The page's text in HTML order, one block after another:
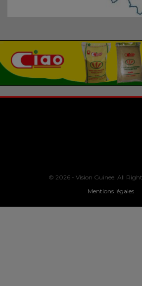
© 2026 - Vision Guinee. All
Mentions légales